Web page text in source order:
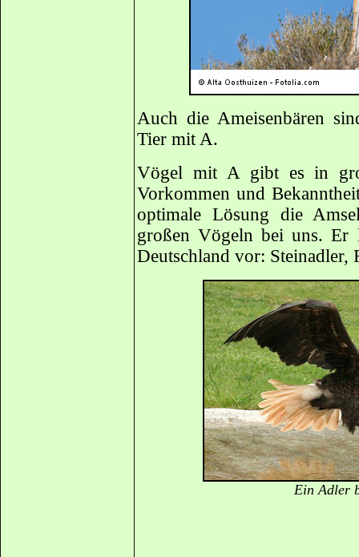
Auch die Ameisenbären
Tier mit A.
Vögel mit A gibt es in
Vorkommen und
optimale Lösung die
großen Vögeln bei uns.
Deutschland vor: Steinadler,
Ein Adler